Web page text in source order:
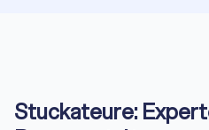
Stuckateure: